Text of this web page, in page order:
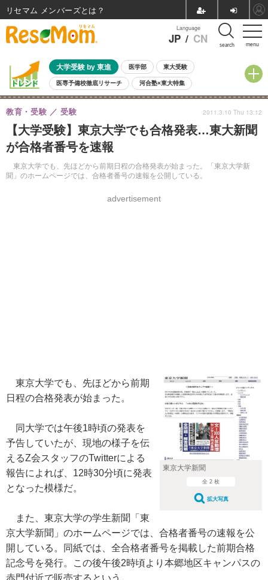
menu
Language
JP / CN search
大学受験 by 東進 医学部 東大受験
医専予備校徹底リサーチ 河合塾×東大特集
親子で考える大学選び 高校受験 中学受験 小学校受験
共通テスト 夏休み
8月開催イベント・WS 全国公立高校 過去問 人気記事
自由研究教材（小学生向け） 自由研究教材（中学生向け）
【大学受験】東京大学でも合格発表…東大新聞
が合格者番号を速報
東京大学でも、先ほどから前期日程の合格発表が始まった。「東京大学新
聞」のホームページでは、合格者番号の速報を公開している。
教育・受験 受験
advertisement
2011.3.10 Thu 13:12
東京大学新聞
全 2 枚
拡大写真
東京大学でも、先ほどから前期
日程の合格発表が始まった。
同大学では午後1時頃の発表を
予告していたが、現地の様子を伝
えるZ会スタッフのTwitterによる
報告によれば、12時30分頃に発表
となった模様だ。
また、東京大学の学生新聞「東
京大学新聞」のホームページでは、合格者番号の速報を公
開している。同紙では、全合格者番号を掲載した前期合格
記念号を発行。この後午後2時頃より本郷地区キャンパスの
赤門付近で販売するという。
リセマム メンバーズ